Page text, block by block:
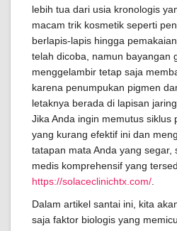
lebih tua dari usia kronologis
macam trik kosmetik seperti
berlapis-lapis hingga
telah dicoba, namun bayangan
menggelambir tetap saja
karena penumpukan pigmen
letaknya berada di lapisan
Jika Anda ingin memutus siklus
yang kurang efektif ini dan
tatapan mata Anda yang segar,
medis komprehensif yang
https://solaceclinichtx.com/
Dalam artikel santai ini, kita
saja faktor biologis yang